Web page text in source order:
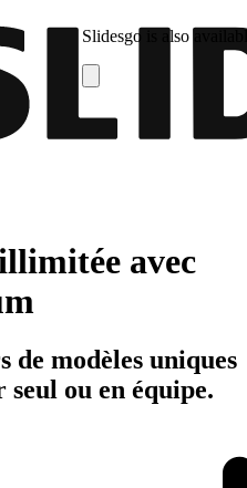
Slidesgo is also
avec
de modèles uniques
ou en équipe.